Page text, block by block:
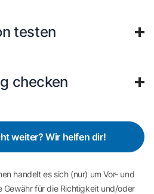
testen
checken
weiter? Wir helfen dir!
handelt es sich (nur) um Vor- und
Gewähr für die Richtigkeit und/oder